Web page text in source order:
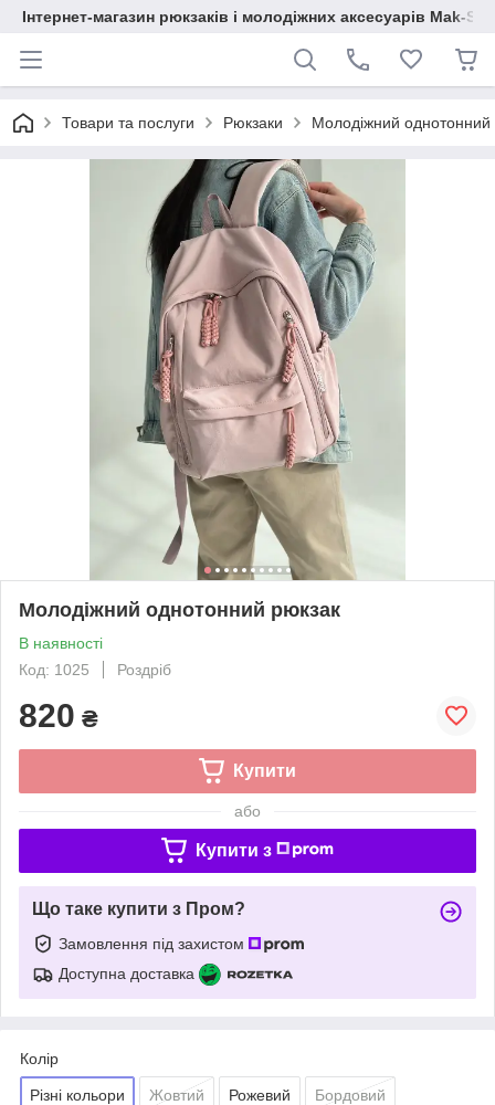
Інтернет-магазин рюкзаків і молодіжних аксесуарів Mak-
Товари та послуги Рюкзаки Молодіжний однотонний
Молодіжний однотонний рюкзак
В наявності
Код: 1025
Роздріб
820 ₴
Купити
або
Купити з
Що таке купити з Пром?
Замовлення під захистом
Доступна доставка
Колір
Різні кольори Жовтий Рожевий Бордовий